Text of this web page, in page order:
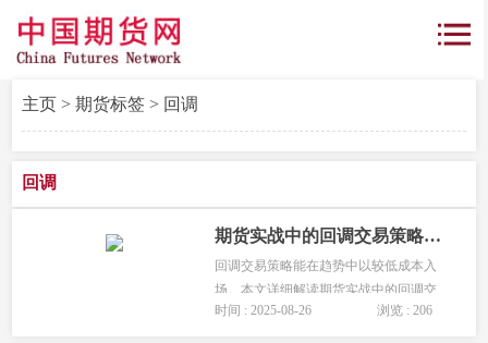
主页> 期货标签> 回调
回调
期货实战中的回调交易策略详解
回调交易策略能在趋势中以较低成本入
场。本文详细解读期货实战中的回调交
易策略，助您把握趋势中的回调机
时间 : 2025-08-26 浏览 : 206